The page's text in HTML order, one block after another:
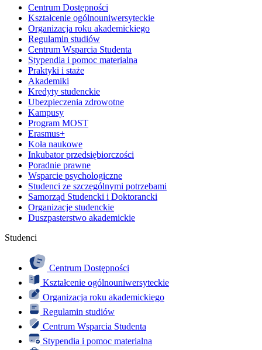
Centrum Dostępności
Kształcenie ogólnouniwersyteckie
Organizacja roku akademickiego
Regulamin studiów
Centrum Wsparcia Studenta
Stypendia i pomoc materialna
Praktyki i staże
Akademiki
Kredyty studenckie
Ubezpieczenia zdrowotne
Kampusy
Program MOST
Erasmus+
Koła naukowe
Inkubator przedsiębiorczości
Poradnie prawne
Wsparcie psychologiczne
Studenci ze szczególnymi potrzebami
Samorząd Studencki i Doktorancki
Organizacje studenckie
Duszpasterstwo akademickie
Studenci
Centrum Dostępności
Kształcenie ogólnouniwersyteckie
Organizacja roku akademickiego
Regulamin studiów
Centrum Wsparcia Studenta
Stypendia i pomoc materialna